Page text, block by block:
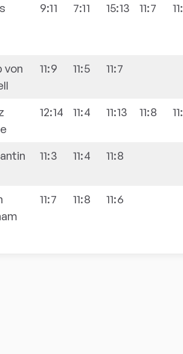
9:11 7:11 15:13 11:7
von
11:9 11:5 11:7
12:14 11:4 11:13 11:8
11:3 11:4 11:8
11:7 11:8 11:6